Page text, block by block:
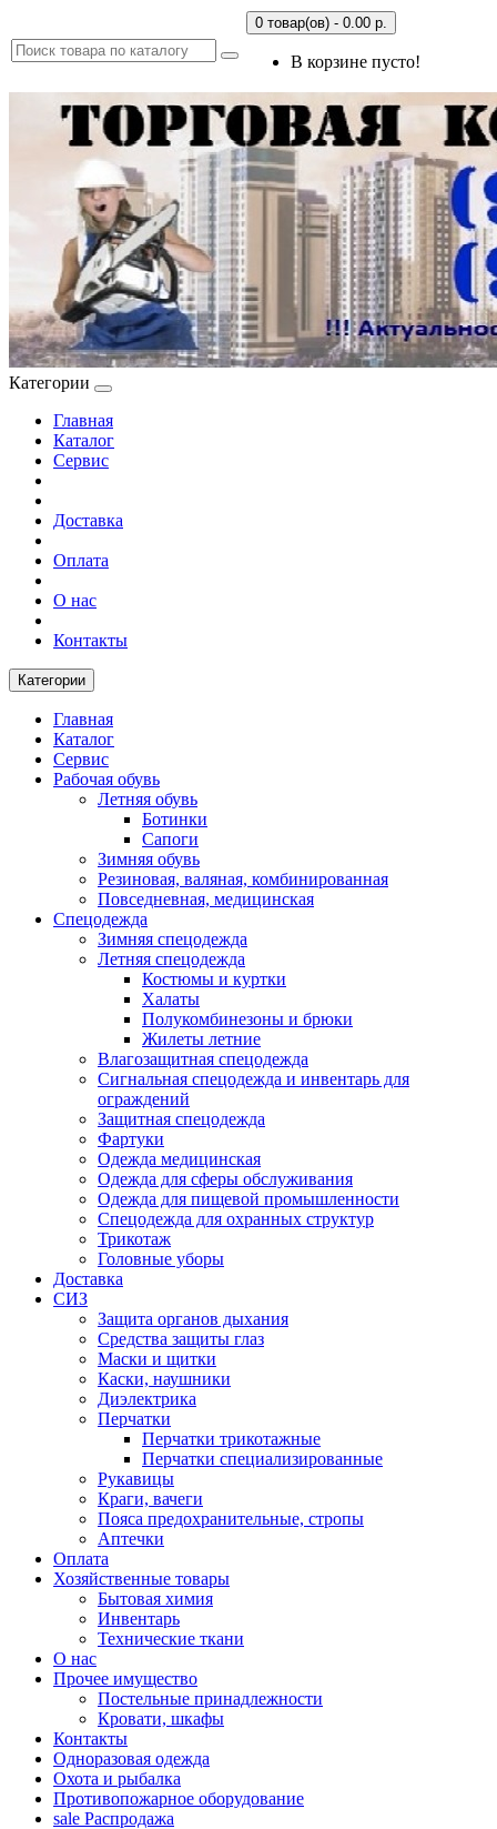
0 товар(ов) - 0.00 р.
В корзине пусто!
Категории
Главная
Каталог
Сервис
Доставка
Оплата
О нас
Контакты
Категории
Главная
Каталог
Сервис
Рабочая обувь
Летняя обувь
Ботинки
Сапоги
Зимняя обувь
Резиновая, валяная, комбинированная
Повседневная, медицинская
Спецодежда
Зимняя спецодежда
Летняя спецодежда
Костюмы и куртки
Халаты
Полукомбинезоны и брюки
Жилеты летние
Влагозащитная спецодежда
Сигнальная спецодежда и инвентарь для
ограждений
Защитная спецодежда
Фартуки
Одежда медицинская
Одежда для сферы обслуживания
Одежда для пищевой промышленности
Спецодежда для охранных структур
Трикотаж
Головные уборы
Доставка
СИЗ
Защита органов дыхания
Средства защиты глаз
Маски и щитки
Каски, наушники
Диэлектрика
Перчатки
Перчатки трикотажные
Перчатки специализированные
Рукавицы
Краги, вачеги
Пояса предохранительные, стропы
Аптечки
Оплата
Хозяйственные товары
Бытовая химия
Инвентарь
Технические ткани
О нас
Прочее имущество
Постельные принадлежности
Кровати, шкафы
Контакты
Одноразовая одежда
Охота и рыбалка
Противопожарное оборудование
sale Распродажа